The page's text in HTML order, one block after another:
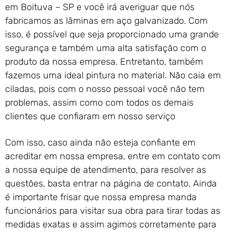
em Boituva – SP e você irá averiguar que nós
fabricamos as lâminas em aço galvanizado. Com
isso, é possível que seja proporcionado uma grande
segurança e também uma alta satisfação com o
produto da nossa empresa. Entretanto, também
fazemos uma ideal pintura no material. Não caia em
ciladas, pois com o nosso pessoal você não tem
problemas, assim como com todos os demais
clientes que confiaram em nosso serviço
Com isso, caso ainda não esteja confiante em
acreditar em nossa empresa, entre em contato com
a nossa equipe de atendimento, para resolver as
questões, basta entrar na página de contato. Ainda
é importante frisar que nossa empresa manda
funcionários para visitar sua obra para tirar todas as
medidas exatas e assim agimos corretamente para